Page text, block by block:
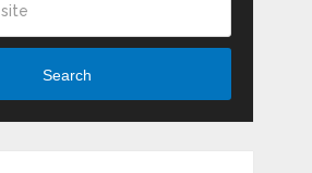
Search